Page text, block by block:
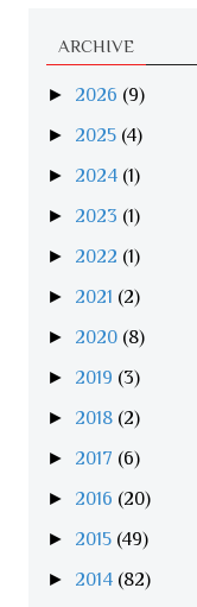
ARCHIVE
► 2026 (9)
► 2025 (4)
► 2024 (1)
► 2023 (1)
► 2022 (1)
► 2021 (2)
► 2020 (8)
► 2019 (3)
► 2018 (2)
► 2017 (6)
► 2016 (20)
► 2015 (49)
► 2014 (82)